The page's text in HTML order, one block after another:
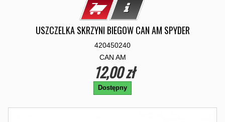
USZCZELKA SKRZYNI BIEGOW CAN AM SPYDER
420450240
CAN AM
12,00 zł
Dostępny